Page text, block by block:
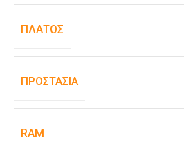
ΠΛΆΤΟΣ
ΠΡΟΣΤΑΣΊΑ
RAM